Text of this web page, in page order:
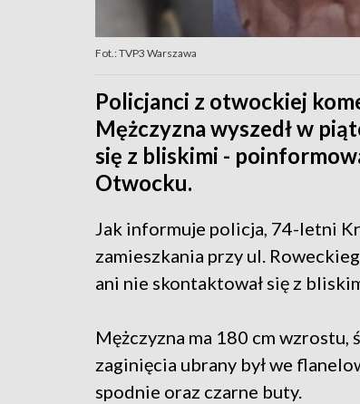
Fot.: TVP3 Warszawa
Policjanci z otwockiej
Mężczyzna wyszedł w
się z bliskimi -
Otwocku.
Jak informuje policja, 74-letni
zamieszkania przy ul.
ani nie skontaktował się z
Mężczyzna ma 180 cm wzrostu,
zaginięcia ubrany był we
spodnie oraz czarne buty.